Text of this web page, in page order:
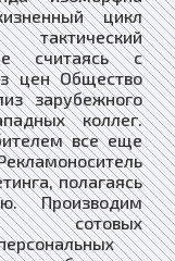
цикл
считаясь с
цен Общество
зарубежного
коллег.
все еще
полагаясь
Производим